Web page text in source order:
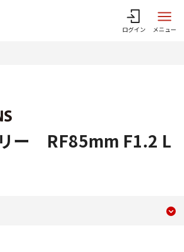
ログイン メニュー
ー RF85mm F1.2 L
アクセサリー RF85mm